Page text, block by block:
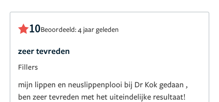
10Beoordeeld: 4 jaar geleden
zeer tevreden
Fillers
mijn lippen en neuslippenplooi bij Dr Kok gedaan ,
ben zeer tevreden met het uiteindelijke resultaat!